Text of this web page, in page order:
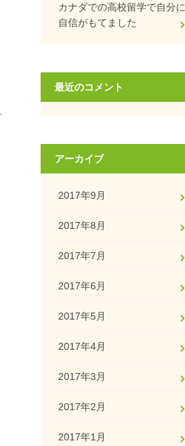
カナダでの高校留学で自分に
自信がもてました
最近のコメント
アーカイブ
2017年9月
2017年8月
2017年7月
2017年6月
2017年5月
2017年4月
2017年3月
2017年2月
2017年1月